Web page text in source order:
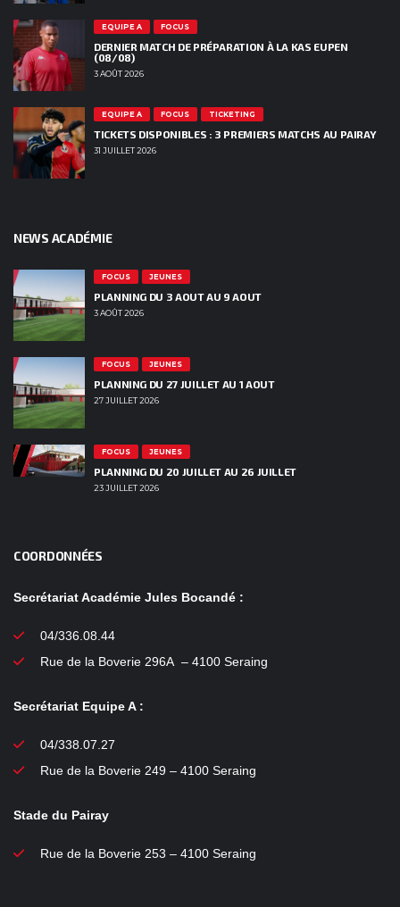
EQUIPE A FOCUS
DERNIER MATCH DE PRÉPARATION À LA KAS EUPEN
(08/08)
3 AOÛT 2026
EQUIPE A FOCUS TICKETING
TICKETS DISPONIBLES : 3 PREMIERS MATCHS AU PAIRAY
31 JUILLET 2026
NEWS ACADÉMIE
FOCUS JEUNES
PLANNING DU 3 AOUT AU 9 AOUT
3 AOÛT 2026
FOCUS JEUNES
PLANNING DU 27 JUILLET AU 1 AOUT
27 JUILLET 2026
FOCUS JEUNES
PLANNING DU 20 JUILLET AU 26 JUILLET
23 JUILLET 2026
COORDONNÉES
Secrétariat Académie Jules Bocandé :
04/336.08.44
Rue de la Boverie 296A – 4100 Seraing
Secrétariat Equipe A :
04/338.07.27
Rue de la Boverie 249 – 4100 Seraing
Stade du Pairay
Rue de la Boverie 253 – 4100 Seraing